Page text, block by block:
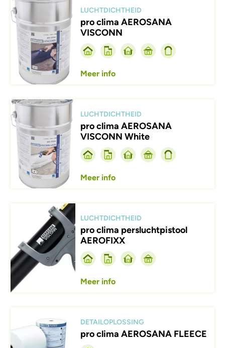
LUCHTDICHTHEID
pro clima AEROSANA
VISCONN
Meer info
Afbeelding
LUCHTDICHTHEID
pro clima AEROSANA
VISCONN White
Meer info
Afbeelding
LUCHTDICHTHEID
pro clima persluchtpistool
AEROFIXX
Meer info
DETAILOPLOSSING
pro clima AEROSANA FLEECE